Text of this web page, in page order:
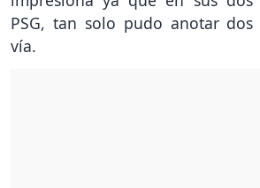
PSG, tan solo pudo anotar dos
vía.